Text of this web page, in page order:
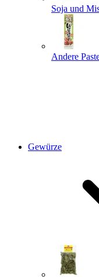
Soja und
Andere
Gewürze